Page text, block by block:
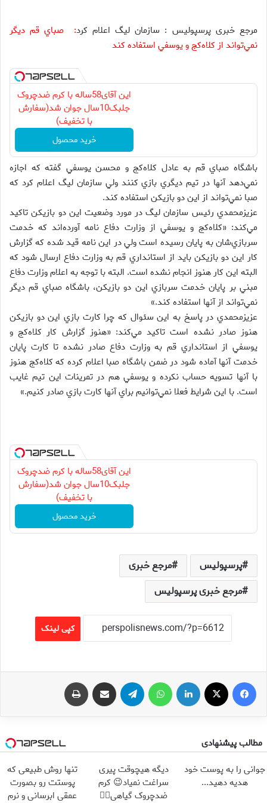
مرجع خبری پرسپولیس : سازمان ليگ اعلام كرد: صباي قم ديگر
نمي‌تواند از كلاه‌كج و يوسفي استفاده كند
این آقای58ساله با کرم ضدچروک
جلبک10سال جوان شد(سفارش
با تخفیف)
خرید محصول
باشگاه صباي قم به عادل كلاه‌كج و محسن يوسفي گفته كه اجازه
نمي‌دهد آنها در تيم ديگري بازي كنند ولي سازمان ليگ اعلام كرد كه
صبا نمي‌تواند از اين دو بازيكن استفاده كند.
عزيزمحمدي رئيس سازمان ليگ در مورد وضعيت اين دو بازيكن تاكيد
مي‌كند: «كلاه‌كج و يوسفي از وزارت دفاع نامه آورده‌اند كه خدمت
سربازي‌شان به پايان رسيده است ولي در اين نامه قيد شده كه گزارش
كار اين دو بازيكن بايد از استانداري قم به وزارت دفاع ارسال شود كه
البته اين كار هنوز انجام نشده است. البته با توجه به اعلام وزارت دفاع
مبني بر پايان خدمت سربازي اين دو بازيكن، باشگاه صباي قم ديگر
نمي‌تواند از آنها استفاده كند.»
عزيزمحمدي در پاسخ به اين سئوال كه چرا كارت بازي اين دو بازيكن
هنوز صادر نشده است تاكيد مي‌كند: «هنوز گزارش كار كلاه‌كج و
يوسفي از استانداري قم به وزارت دفاع صادر نشده تا كارت پايان‌
خدمت آنها آماده شود در ضمن باشگاه صبا اعلام كرده كه كلاه‌كج هنوز
با آنها تسويه حساب نكرده و يوسفي هم در تمرينات اين تيم غايب
است. با اين شرايط فعلا نمي‌توانيم براي آنها كارت بازي صادر كنيم.»
این آقای58ساله با کرم ضدچروک
جلبک10سال جوان شد(سفارش
با تخفیف)
خرید محصول
پرسپولیس
مرجع خبری
مرجع خبری پرسپولیس
کپی لینک
فیس بوک لینکدین تلگرام اشتراک گذاری از طریق ایمیل
مطالب پیشنهادی
جوانی را به پوست خود
هدیه دهید...
دیگه هیچوقت پیری
سراغت نمیاد😉 کرم
ضدچروک گیاهی👈🏻
تنها روش طبیعی که
پوستت رو بصورت
عمقی ابرسانی و نرم